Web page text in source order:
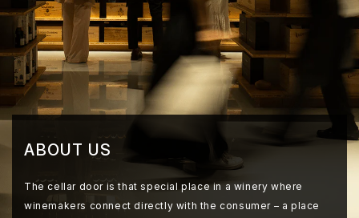
ABOUT US
The cellar door is that special place in a winery where
winemakers connect directly with the consumer – a place